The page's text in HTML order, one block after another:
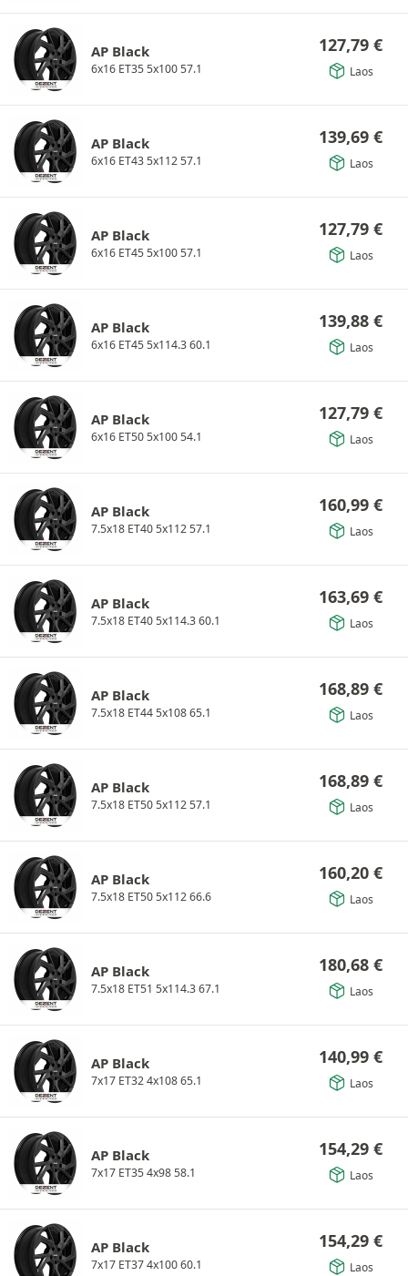
AP Black
6x16 ET35 5x100 57.1
127,79 €
Laos
AP Black
6x16 ET43 5x112 57.1
139,69 €
Laos
AP Black
6x16 ET45 5x100 57.1
127,79 €
Laos
AP Black
6x16 ET45 5x114.3 60.1
139,88 €
Laos
AP Black
6x16 ET50 5x100 54.1
127,79 €
Laos
AP Black
7.5x18 ET40 5x112 57.1
160,99 €
Laos
AP Black
7.5x18 ET40 5x114.3 60.1
163,69 €
Laos
AP Black
7.5x18 ET44 5x108 65.1
168,89 €
Laos
AP Black
7.5x18 ET50 5x112 57.1
168,89 €
Laos
AP Black
7.5x18 ET50 5x112 66.6
160,20 €
Laos
AP Black
7.5x18 ET51 5x114.3 67.1
180,68 €
Laos
AP Black
7x17 ET32 4x108 65.1
140,99 €
Laos
AP Black
7x17 ET35 4x98 58.1
154,29 €
Laos
AP Black
7x17 ET37 4x100 60.1
154,29 €
Laos